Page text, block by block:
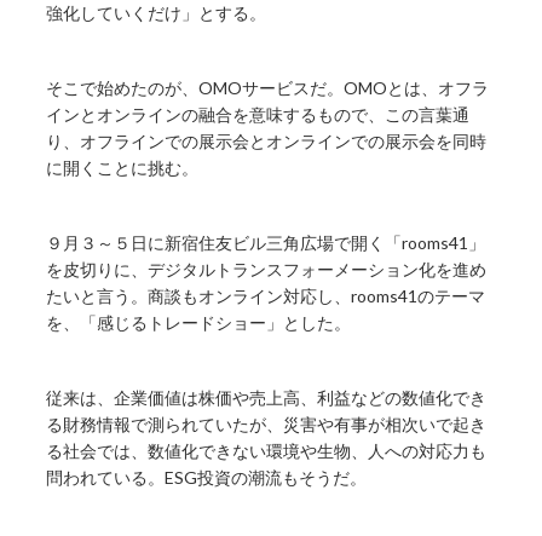
強化していくだけ」とする。
そこで始めたのが、OMOサービスだ。OMOとは、オフラ
インとオンラインの融合を意味するもので、この言葉通
り、オフラインでの展示会とオンラインでの展示会を同時
に開くことに挑む。
９月３～５日に新宿住友ビル三角広場で開く「rooms41」
を皮切りに、デジタルトランスフォーメーション化を進め
たいと言う。商談もオンライン対応し、rooms41のテーマ
を、「感じるトレードショー」とした。
従来は、企業価値は株価や売上高、利益などの数値化でき
る財務情報で測られていたが、災害や有事が相次いで起き
る社会では、数値化できない環境や生物、人への対応力も
問われている。ESG投資の潮流もそうだ。